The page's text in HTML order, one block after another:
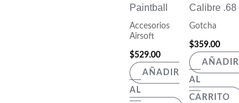
Paintball
Accesorios
Airsoft
$529.00
AÑADIR
AL
Calibre .68
Gotcha
$359.00
AÑADIR
AL
CARRITO